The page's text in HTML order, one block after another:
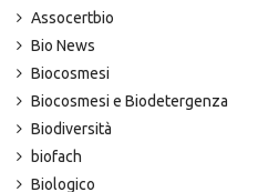
Assocertbio
Bio News
Biocosmesi
Biocosmesi e Biodetergenza
Biodiversità
biofach
Biologico